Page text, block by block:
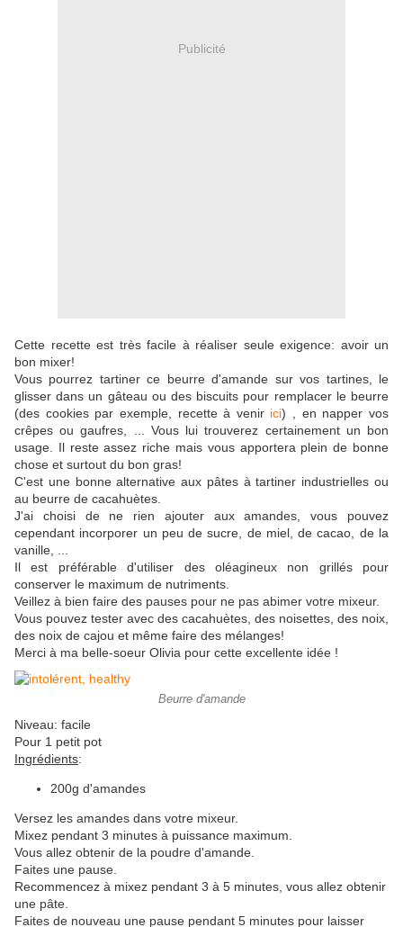
Publicité
Cette recette est très facile à réaliser seule exigence: avoir un
bon mixer!
Vous pourrez tartiner ce beurre d'amande sur vos tartines, le
glisser dans un gâteau ou des biscuits pour remplacer le beurre
(des cookies par exemple, recette à venir ici) , en napper vos
crêpes ou gaufres, ... Vous lui trouverez certainement un bon
usage. Il reste assez riche mais vous apportera plein de bonne
chose et surtout du bon gras!
C'est une bonne alternative aux pâtes à tartiner industrielles ou
au beurre de cacahuètes.
J'ai choisi de ne rien ajouter aux amandes, vous pouvez
cependant incorporer un peu de sucre, de miel, de cacao, de la
vanille, ...
Il est préférable d'utiliser des oléagineux non grillés pour
conserver le maximum de nutriments.
Veillez à bien faire des pauses pour ne pas abimer votre mixeur.
Vous pouvez tester avec des cacahuètes, des noisettes, des noix,
des noix de cajou et même faire des mélanges!
Merci à ma belle-soeur Olivia pour cette excellente idée !
Beurre d'amande
Niveau: facile
Pour 1 petit pot
Ingrédients:
200g d'amandes
Versez les amandes dans votre mixeur.
Mixez pendant 3 minutes à puissance maximum.
Vous allez obtenir de la poudre d'amande.
Faites une pause.
Recommencez à mixez pendant 3 à 5 minutes, vous allez obtenir
une pâte.
Faites de nouveau une pause pendant 5 minutes pour laisser